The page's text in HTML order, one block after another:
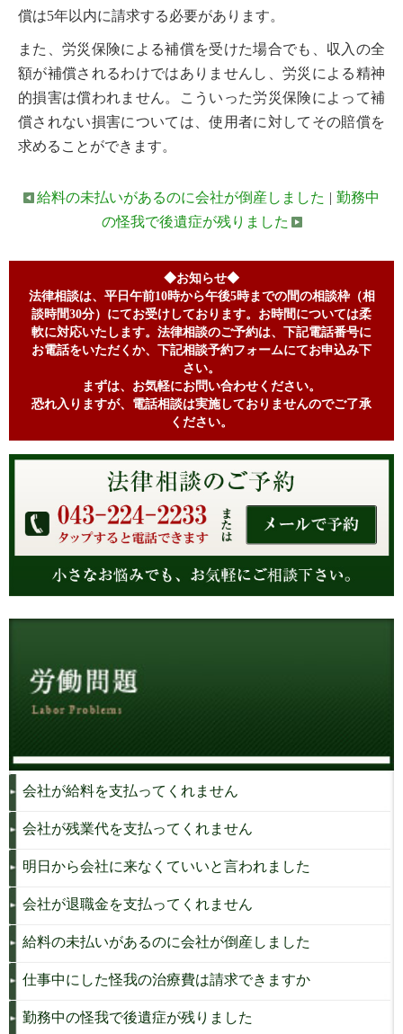
償は5年以内に請求する必要があります。
また、労災保険による補償を受けた場合でも、収入の全
額が補償されるわけではありませんし、労災による精神
的損害は償われません。こういった労災保険によって補
償されない損害については、使用者に対してその賠償を
求めることができます。
給料の未払いがあるのに会社が倒産しました | 勤務中
の怪我で後遺症が残りました
◆お知らせ◆
法律相談は、平日午前10時から午後5時までの間の相談枠（相
談時間30分）にてお受けしております。お時間については柔
軟に対応いたします。法律相談のご予約は、下記電話番号に
お電話をいただくか、下記相談予約フォームにてお申込み下
さい。
まずは、お気軽にお問い合わせください。
恐れ入りますが、電話相談は実施しておりませんのでご了承
ください。
会社が給料を支払ってくれません
会社が残業代を支払ってくれません
明日から会社に来なくていいと言われました
会社が退職金を支払ってくれません
給料の未払いがあるのに会社が倒産しました
仕事中にした怪我の治療費は請求できますか
勤務中の怪我で後遺症が残りました